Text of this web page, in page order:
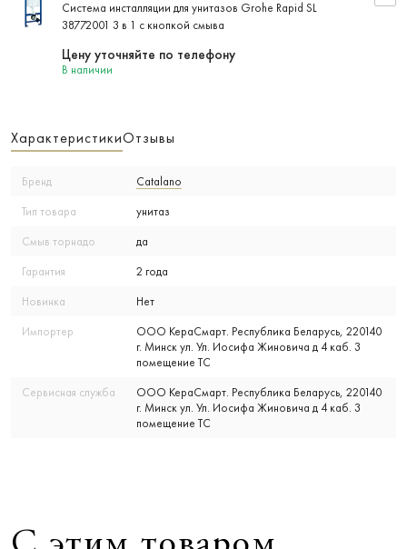
Система инсталляции для унитазов Grohe Rapid SL
38772001 3 в 1 с кнопкой смыва
В наличии
Цену уточняйте по телефону
ХарактеристикиОтзывы
Бренд Catalano
Тип товара унитаз
Смыв торнадо да
Гарантия 2 года
Новинка Нет
Импортер
ООО КераСмарт. Республика Беларусь, 220140
г. Минск ул. Ул. Иосифа Жиновича д 4 каб. 3
помещение ТС
Сервисная служба
ООО КераСмарт. Республика Беларусь, 220140
г. Минск ул. Ул. Иосифа Жиновича д 4 каб. 3
помещение ТС